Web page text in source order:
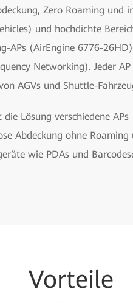
Zero Roaming und
und hochdichte
APs (AirEngine 6776-
Networking). Jeder
AGVs und Shuttle-
Lösung verschiedene
Abdeckung ohne
wie PDAs und
Vorteile